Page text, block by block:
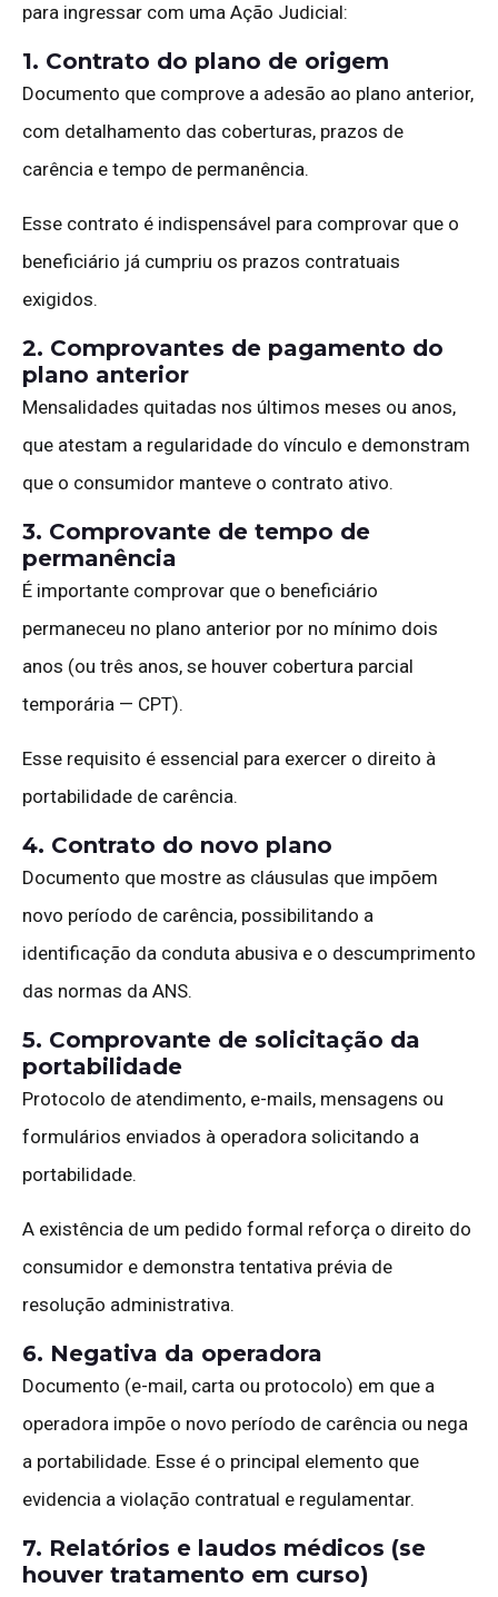
para ingressar com uma Ação Judicial:
1. Contrato do plano de origem
Documento que comprove a adesão ao plano anterior,
com detalhamento das coberturas, prazos de
carência e tempo de permanência.
Esse contrato é indispensável para comprovar que o
beneficiário já cumpriu os prazos contratuais
exigidos.
2. Comprovantes de pagamento do
plano anterior
Mensalidades quitadas nos últimos meses ou anos,
que atestam a regularidade do vínculo e demonstram
que o consumidor manteve o contrato ativo.
3. Comprovante de tempo de
permanência
É importante comprovar que o beneficiário
permaneceu no plano anterior por no mínimo dois
anos (ou três anos, se houver cobertura parcial
temporária — CPT).
Esse requisito é essencial para exercer o direito à
portabilidade de carência.
4. Contrato do novo plano
Documento que mostre as cláusulas que impõem
novo período de carência, possibilitando a
identificação da conduta abusiva e o descumprimento
das normas da ANS.
5. Comprovante de solicitação da
portabilidade
Protocolo de atendimento, e-mails, mensagens ou
formulários enviados à operadora solicitando a
portabilidade.
A existência de um pedido formal reforça o direito do
consumidor e demonstra tentativa prévia de
resolução administrativa.
6. Negativa da operadora
Documento (e-mail, carta ou protocolo) em que a
operadora impõe o novo período de carência ou nega
a portabilidade. Esse é o principal elemento que
evidencia a violação contratual e regulamentar.
7. Relatórios e laudos médicos (se
houver tratamento em curso)